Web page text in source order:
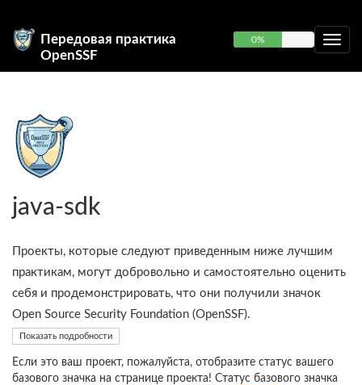
Передовая практика
OpenSSF
0%
java-sdk
Проекты, которые следуют приведенным ниже лучшим
практикам, могут добровольно и самостоятельно оценить
себя и продемонстрировать, что они получили значок
Open Source Security Foundation (OpenSSF).
Показать подробности
Если это ваш проект, пожалуйста, отобразите статус вашего
базового значка на странице проекта! Статус базового значка